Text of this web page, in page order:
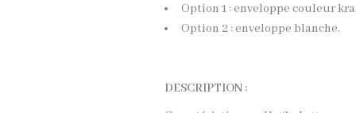
Option 1 : enveloppe couleur
Option 2 : enveloppe blanche.
DESCRIPTION :